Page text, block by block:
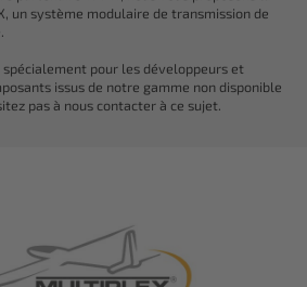
un système modulaire de transmission de
spécialement pour les développeurs et
issus de notre gamme non disponible
pas à nous contacter à ce sujet.